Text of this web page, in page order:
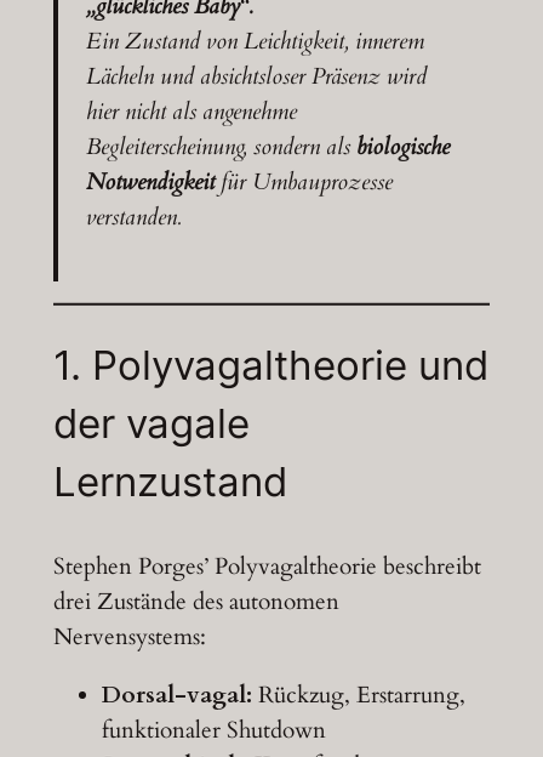
Ein Zustand von Leichtigkeit, innerem
Lächeln und absichtsloser Präsenz wird
hier nicht als angenehme
Begleiterscheinung, sondern alsbiologische
Notwendigkeitfür Umbauprozesse
verstanden.
1. Polyvagaltheorie und
der vagale
Lernzustand
Stephen Porges’ Polyvagaltheorie beschreibt
drei Zustände des autonomen
Nervensystems:
Dorsal-vagal: Rückzug, Erstarrung,
funktionaler Shutdown